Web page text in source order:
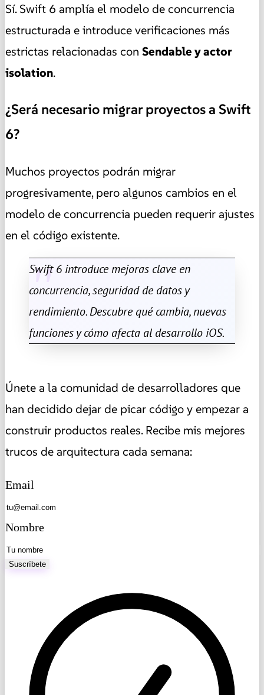
Sí. Swift 6 amplía el modelo de concurrencia
estructurada e introduce verificaciones más
estrictas relacionadas con Sendable y actor
isolation.
¿Será necesario migrar proyectos a Swift
6?
Muchos proyectos podrán migrar
progresivamente, pero algunos cambios en el
modelo de concurrencia pueden requerir ajustes
en el código existente.
Swift 6 introduce mejoras clave en
concurrencia, seguridad de datos y
rendimiento. Descubre qué cambia, nuevas
funciones y cómo afecta al desarrollo iOS.
Únete a la comunidad de desarrolladores que
han decidido dejar de picar código y empezar a
construir productos reales. Recibe mis mejores
trucos de arquitectura cada semana:
Email
Nombre
Suscríbete